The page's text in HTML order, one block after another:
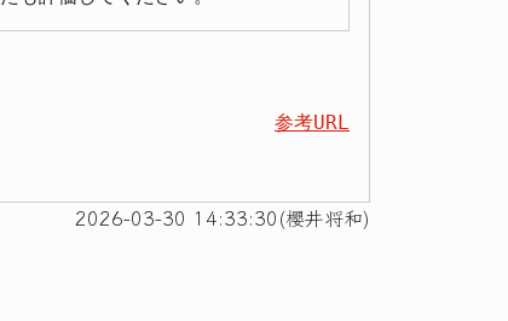
参考URL
2026-03-30 14:33:30(櫻井将和)